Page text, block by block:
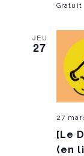
Gratuit
JEU
27
[Le
(en
27